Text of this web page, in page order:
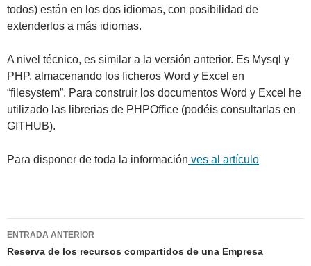
todos) están en los dos idiomas, con posibilidad de
extenderlos a más idiomas.
A nivel técnico, es similar a la versión anterior. Es Mysql y
PHP, almacenando los ficheros Word y Excel en
“filesystem”. Para construir los documentos Word y Excel he
utilizado las librerias de PHPOffice (podéis consultarlas en
GITHUB).
Para disponer de toda la información ves al artículo
Navegación
de
ENTRADA ANTERIOR
Reserva de los recursos compartidos de una Empresa